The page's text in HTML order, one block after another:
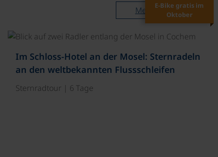
Mehr lesenE-Bike gratis im
Oktober
Im Schloss-Hotel an der Mosel: Sternradeln
an den weltbekannten Flussschleifen
Sternradtour | 6 Tage